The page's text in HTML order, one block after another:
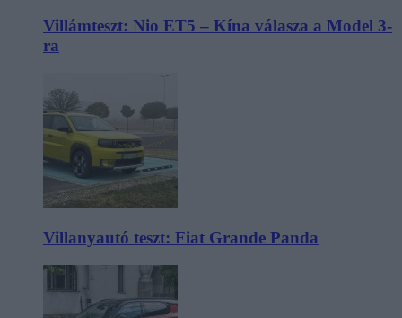
Villámteszt: Nio ET5 – Kína válasza a Model 3-
ra
Villanyautó teszt: Fiat Grande Panda